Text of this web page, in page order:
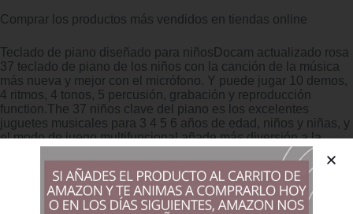
Comprar los productos más vendidos en tiendas online
Teclado de piano diseñado para niñosDocam actualizado rosa
37 teclado de piano de los niños con la canción de la música
más nueva y mejor con el micrófono. Y puede jugar 10 demos,
4 ritmos, 4 tonos, 5 percusión, grabación y reproducción
function.The 37 niños clave del piano es los excelentes
juguetes musicales para 3 4 5 6 años de edad, niños y niñas, y
el modo de juego multifuncional añade más diversión a la
música, Ayuda a desarrollar el amor de los niños de la música
y la creación. Juguetes musicales para la educación infantil El
piano con teclado para niños está hecho de plásticos
respetuosos con el medio ambiente, Elaboración fina, segura
para los niños, que están diseñados para los dedos pequeños,